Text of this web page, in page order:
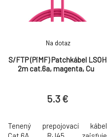
Typ pripojenia
S/FTP (PiMF) Patchkábel LSOH
2m cat.6a, magenta, Cu
Na dotaz
5.3 €
Tenený prepojovací kábel